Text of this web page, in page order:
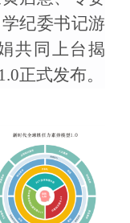
纪委书记游
共同上台揭
1.0正式发布。